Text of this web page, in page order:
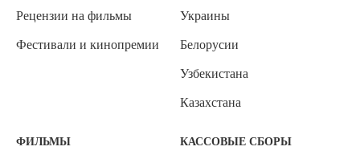
Рецензии на фильмы
Фестивали и кинопремии
Украины
Белорусии
Узбекистана
Казахстана
ФИЛЬМЫ КАССОВЫЕ СБОРЫ